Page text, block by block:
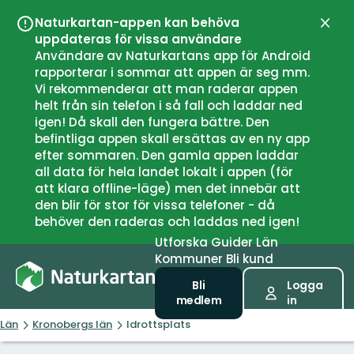
Naturkartan-appen kan behöva
uppdateras för vissa användare
Användare av Naturkartans app för Android
rapporterar i sommar att appen är seg mm.
Vi rekommenderar att man raderar appen
helt från sin telefon i så fall och laddar ned
igen! Då skall den fungera bättre. Den
befintliga appen skall ersättas av en ny app
efter sommaren. Den gamla appen laddar
all data för hela landet lokalt i appen (för
att klara offline-läge) men det innebär att
den blir för stor för vissa telefoner - då
behöver den raderas och laddas ned igen!
UtforskaGuiderLän
Kommuner Bli kund
Bli
medlem
Logga
in
Län Kronobergs län Idrottsplats